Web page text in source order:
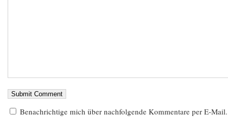
Benachrichtige mich über nachfolgende Kommentare per E-Mail.